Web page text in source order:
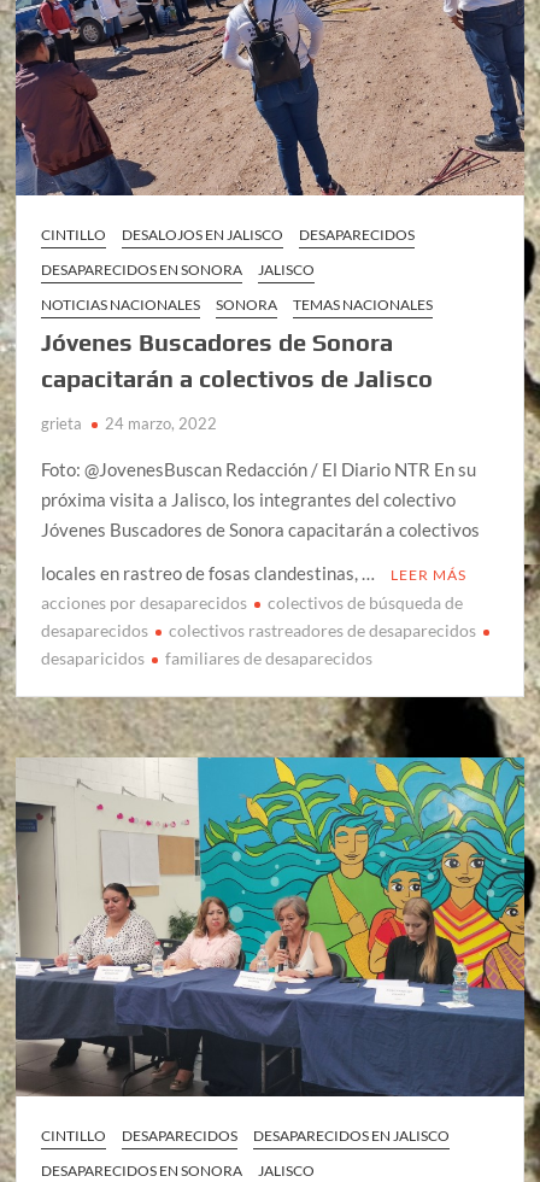
CINTILLO DESALOJOS EN JALISCO
DESAPARECIDOS
DESAPARECIDOS EN SONORA
JALISCO
NOTICIAS NACIONALES
SONORA TEMAS NACIONALES
Jóvenes Buscadores de Sonora
capacitarán a colectivos de Jalisco
grieta 24 marzo, 2022
Foto: @JovenesBuscan Redacción / El Diario NTR En su
próxima visita a Jalisco, los integrantes del colectivo
Jóvenes Buscadores de Sonora capacitarán a colectivos
locales en rastreo de fosas clandestinas, …
LEER MÁS
acciones por desaparecidos
colectivos de búsqueda de
desaparecidos
colectivos rastreadores de desaparecidos
desaparicidos
familiares de desaparecidos
CINTILLO DESAPARECIDOS
DESAPARECIDOS EN JALISCO
DESAPARECIDOS EN SONORA
JALISCO